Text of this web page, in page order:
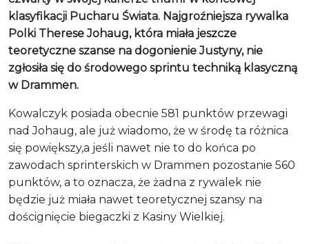
klasyfikacji Pucharu Świata. Najgroźniejsza rywalka
Polki Therese Johaug, która miała jeszcze
teoretyczne szanse na dogonienie Justyny, nie
zgłosiła się do środowego sprintu techniką klasyczną
w Drammen.
Kowalczyk posiada obecnie 581 punktów przewagi
nad Johaug, ale już wiadomo, że w środę ta różnica
się powiększy,a jeśli nawet nie to do końca po
zawodach sprinterskich w Drammen pozostanie 560
punktów, a to oznacza, że żadna z rywalek nie
będzie już miała nawet teoretycznej szansy na
doścignięcie biegaczki z Kasiny Wielkiej.